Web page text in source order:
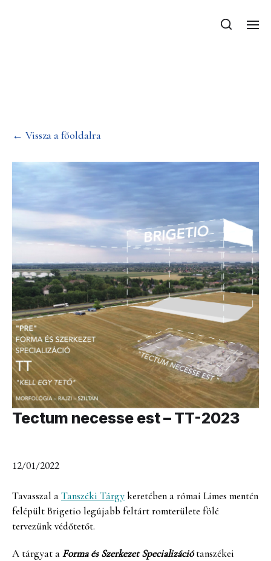
← Vissza a főoldalra
Tectum necesse est – TT-2023
12/01/2022
Tavasszal aTanszéki Tárgykeretében a római Limes mentén
felépült Brigetio legújabb feltárt romterülete fölé
tervezünk védőtetőt.
A tárgyat aForma és Szerkezet Specializációtanszékei